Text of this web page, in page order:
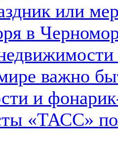
или
в
важно
и
«ТАСС»